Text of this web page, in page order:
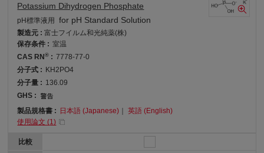
Potassium Dihydrogen Phosphate
pH標準液用 for pH Standard Solution
製造元 :富士フイルム和光純薬(株)
保存条件 : 室温
CAS RN® : 7778-77-0
分子式 : KH2PO4
分子量 : 136.09
GHS :
製品規格書 :
日本語 (Japanese) ｜英語 (English)
使用論文 (1)
比較